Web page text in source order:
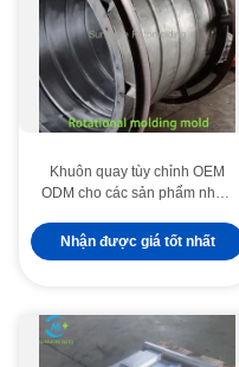
Khuôn quay tùy chỉnh OEM
ODM cho các sản phẩm nhựa
Nhận được giá tốt nhất